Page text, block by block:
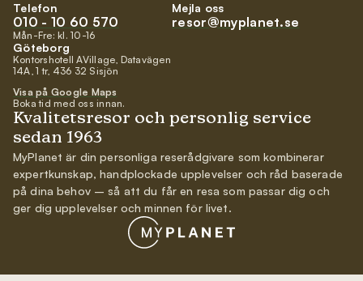
Telefon
010 - 10 60 570
Mån-Fre: kl. 10-16
Mejla oss
resor@myplanet.se
Kvalitetsresor och personlig service
sedan 1963
MyPlanet är din personliga reserådgivare som kombinerar
expertkunskap, handplockade upplevelser och råd baserade
på dina behov – så att du får en resa som passar dig och
ger dig upplevelser och minnen för livet.
Göteborg
Kontorshotell AVillage, Datavägen
14A, 1 tr, 436 32 Sisjön
Visa på Google Maps
Boka tid med oss innan.